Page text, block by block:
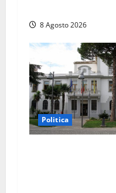
8 Agosto 2026
Politica